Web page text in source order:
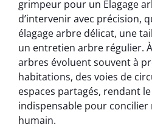
grimpeur pour un Élagage
d’intervenir avec précision,
élagage arbre délicat, une
un entretien arbre régulier.
arbres évoluent souvent à
habitations, des voies de
espaces partagés, rendant
indispensable pour concilier
humain.